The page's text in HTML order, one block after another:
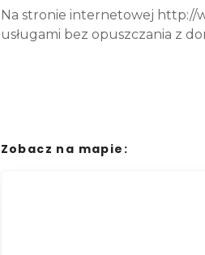
Na stronie internetowej http://
usługami bez opuszczania z
Zobacz na mapie: